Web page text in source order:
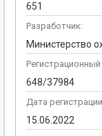
651
Разработчик:
Министерство
648/37984
Дата
15.06.2022